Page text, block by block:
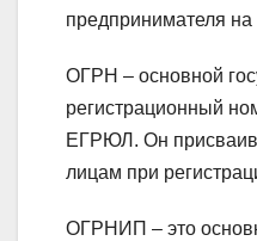
предпринимателя на
ОГРН – основной
регистрационный
ЕГРЮЛ. Он
лицам при
ОГРНИП – это